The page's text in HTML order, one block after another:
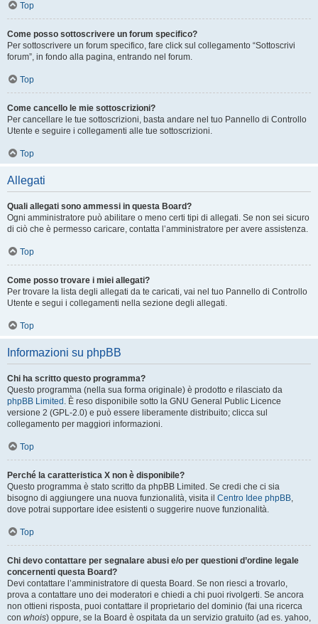
Top
Come posso sottoscrivere un forum specifico?
Per sottoscrivere un forum specifico, fare click sul collegamento “Sottoscrivi
forum”, in fondo alla pagina, entrando nel forum.
Top
Come cancello le mie sottoscrizioni?
Per cancellare le tue sottoscrizioni, basta andare nel tuo Pannello di Controllo
Utente e seguire i collegamenti alle tue sottoscrizioni.
Top
Allegati
Quali allegati sono ammessi in questa Board?
Ogni amministratore può abilitare o meno certi tipi di allegati. Se non sei sicuro
di ciò che è permesso caricare, contatta l’amministratore per avere assistenza.
Top
Come posso trovare i miei allegati?
Per trovare la lista degli allegati da te caricati, vai nel tuo Pannello di Controllo
Utente e segui i collegamenti nella sezione degli allegati.
Top
Informazioni su phpBB
Chi ha scritto questo programma?
Questo programma (nella sua forma originale) è prodotto e rilasciato da
phpBB Limited . È reso disponibile sotto la GNU General Public Licence
versione 2 (GPL-2.0) e può essere liberamente distribuito; clicca sul
collegamento per maggiori informazioni.
Top
Perché la caratteristica X non è disponibile?
Questo programma è stato scritto da phpBB Limited. Se credi che ci sia
bisogno di aggiungere una nuova funzionalità, visita il Centro Idee phpBB,
dove potrai supportare idee esistenti o suggerire nuove funzionalità.
Top
Chi devo contattare per segnalare abusi e/o per questioni d’ordine legale
concernenti questa Board?
Devi contattare l’amministratore di questa Board. Se non riesci a trovarlo,
prova a contattare uno dei moderatori e chiedi a chi puoi rivolgerti. Se ancora
non ottieni risposta, puoi contattare il proprietario del dominio (fai una ricerca
con whois) oppure, se la Board è ospitata da un servizio gratuito (ad es. yahoo,